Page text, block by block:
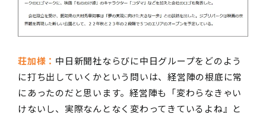
荘加様： 中日新聞社ならびに中日グループをどのよう
に打ち出していくかという問いは、経営陣の根底に常
にあったのだと思います。経営陣も「変わらなきゃい
けないし、実際なんとなく変わってきているよね』と